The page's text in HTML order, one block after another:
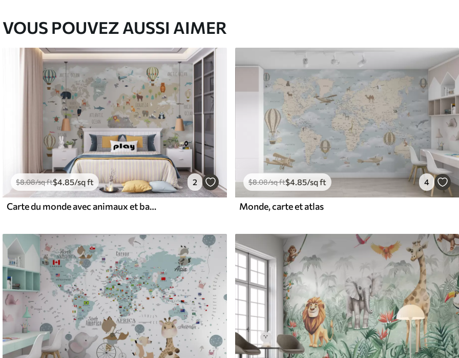
VOUS POUVEZ AUSSI AIMER
$8.08/sq ft$4.85/sq ft 2
Carte du monde avec animaux et ballons
$8.08/sq ft$4.85/sq ft 4
Monde, carte et atlas